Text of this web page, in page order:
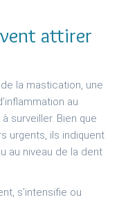
attirer
la mastication, une
au
surveiller. Bien que
urgents, ils indiquent
au niveau de la dent
s’intensifie ou